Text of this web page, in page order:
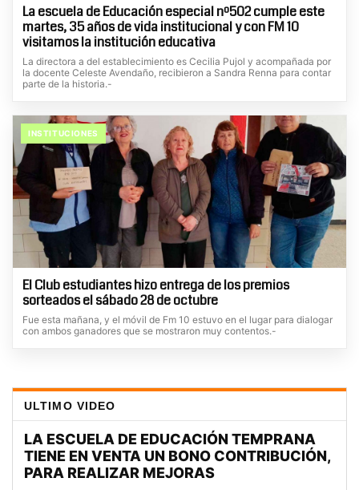
La escuela de Educación especial nº502 cumple este
martes, 35 años de vida institucional y con FM 10
visitamos la institución educativa
La directora a del establecimiento es Cecilia Pujol y acompañada por
la docente Celeste Avendaño, recibieron a Sandra Renna para contar
parte de la historia.-
INSTITUCIONES
El Club estudiantes hizo entrega de los premios
sorteados el sábado 28 de octubre
Fue esta mañana, y el móvil de Fm 10 estuvo en el lugar para dialogar
con ambos ganadores que se mostraron muy contentos.-
ULTIMO VIDEO